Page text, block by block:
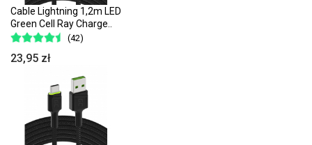
Cable Lightning 1,2m LED
Green Cell Ray Charge..
(42)
23,95 zł